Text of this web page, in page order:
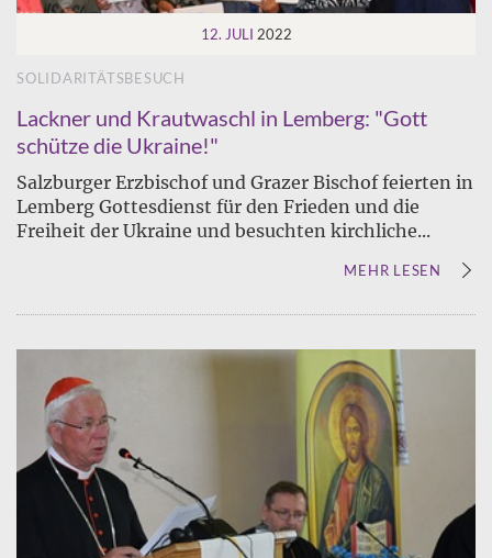
12. JULI 2022
SOLIDARITÄTSBESUCH
Lackner und Krautwaschl in Lemberg: "Gott
schütze die Ukraine!"
Salzburger Erzbischof und Grazer Bischof feierten in
Lemberg Gottesdienst für den Frieden und die
Freiheit der Ukraine und besuchten kirchliche...
MEHR LESEN